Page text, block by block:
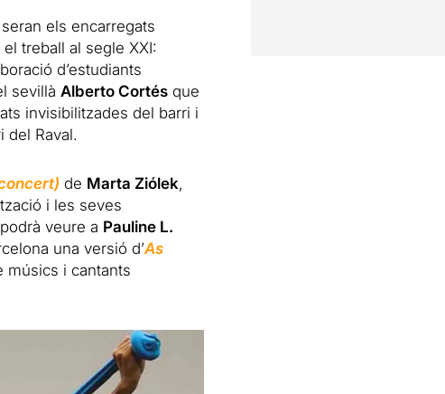
els encarregats
treball al segle XXI:
d’estudiants
sevillà Alberto Cortésque
invisibilitzades del barri i
del Raval.
de Marta Ziólek,
i les seves
veure a Pauline L.
una versió d’As
músics i cantants